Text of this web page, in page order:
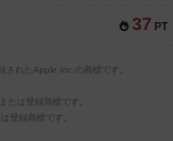
37 PT
れたApple Inc.の商標です。
たは登録商標です。
登録商標です。